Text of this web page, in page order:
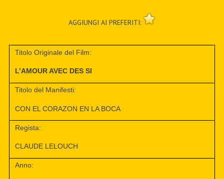
AGGIUNGI AI PREFERITI:
Titolo Originale del Film:
L’AMOUR AVEC DES SI
Titolo del Manifesti:
CON EL CORAZON EN LA BOCA
Regista:
CLAUDE LELOUCH
Anno: